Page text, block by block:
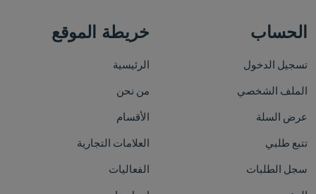
الحساب
تسجيل الدخول
الملف الشخصي
عرض السلة
تتبع طلبي
سجل الطلبات
خريطة الموقع
الرئيسية
من نحن
الأقسام
العلامات التجارية
الفعاليات